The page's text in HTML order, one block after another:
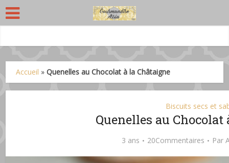
Accueil »Quenelles au Chocolat à la Châtaigne
Biscuits secs et
Quenelles au
3 ans 20Commentaires Par